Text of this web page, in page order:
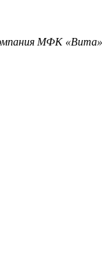
МФК «Вита»